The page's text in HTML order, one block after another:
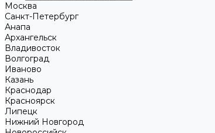
Москва
Санкт-Петербург
Анапа
Архангельск
Владивосток
Волгоград
Иваново
Казань
Краснодар
Красноярск
Липецк
Нижний Новгород